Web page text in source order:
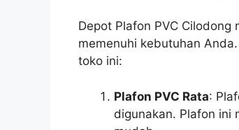
Depot Plafon PVC
memenuhi kebutuhan
toko ini:
Plafon PVC Rata:
digunakan. Plafon ini